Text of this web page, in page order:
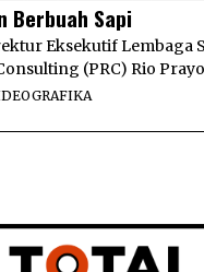
Berbuah Sapi
Eksekutif Lembaga
(PRC) Rio